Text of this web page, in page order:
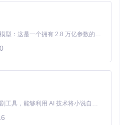
以在其中集成 Voxel Cone Tracin
Voxel Cone Tracing 技术可以在更
化。
Kimi K3 是Kimi能力最强的模型：这是一个拥有 2.8 万亿参数的混合专家（MoE）模型，具备原生视觉理解能力，并支持 100 万 token 的上下文窗口。
0
Toonflow 是一款 AI 短剧漫剧工具，能够利用 AI 技术将小说自动转化为剧本，并结合 AI 生成的图片和视频，实现高效的短剧创作。借助 Toonflow，可以轻松完成从文字到影像的全流程，让短剧制作变得更加智能与便捷。